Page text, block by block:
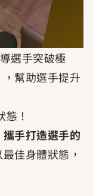
選手突破極
幫助選手提升
！
攜手打造選手的
佳身體狀態，